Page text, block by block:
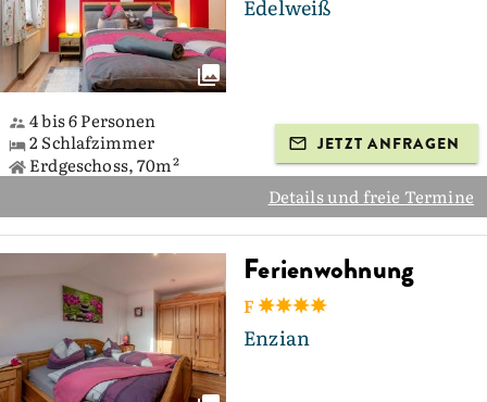
Edelweiß
4 bis 6 Personen
2 Schlafzimmer
Erdgeschoss, 70m²
JETZT ANFRAGEN
Details und freie Termine
Ferienwohnung
F
Enzian